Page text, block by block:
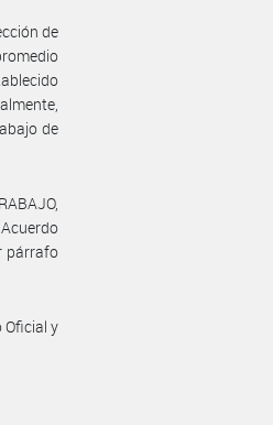
de
de
párrafo
Oficial y